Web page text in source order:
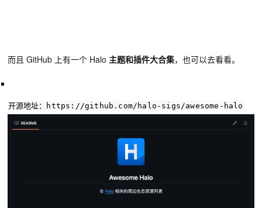
而且 GitHub 上有一个 Halo 主题和插件大合集，也可以去看看。
开源地址： https : //github.com/halo-sigs/awesome-halo